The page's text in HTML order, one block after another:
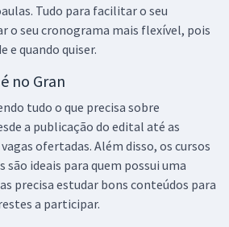
Tudo para facilitar o seu
o seu cronograma mais flexível, pois
e quando quiser.
no Gran
tudo o que precisa sobre
a publicação do edital até as
ofertadas. Além disso, os cursos
ideais para quem possui uma
precisa estudar bons conteúdos para
a participar.